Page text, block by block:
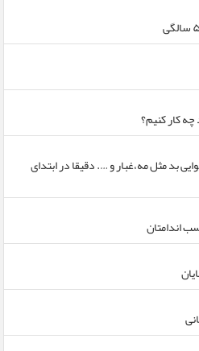
کار کنیم؟
بد مثل مه،غبار و …. دقیقا در ابتدای
اندامتان